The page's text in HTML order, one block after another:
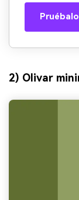
2) Olivar